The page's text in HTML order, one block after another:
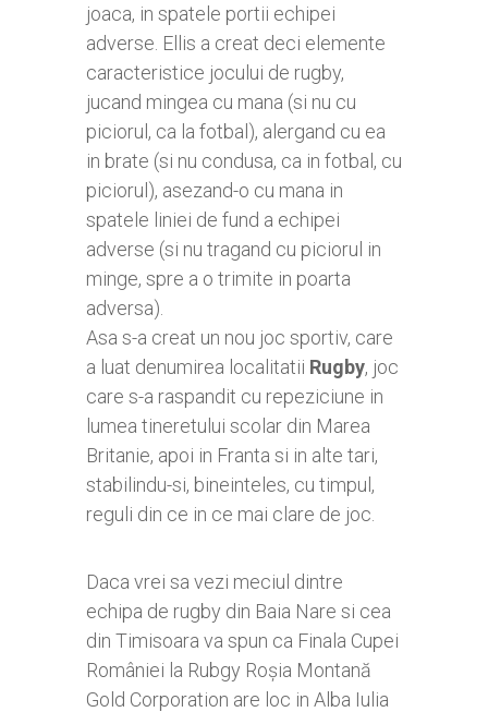
joaca, in spatele portii echipei
adverse. Ellis a creat deci elemente
caracteristice jocului de rugby,
jucand mingea cu mana (si nu cu
piciorul, ca la fotbal), alergand cu ea
in brate (si nu condusa, ca in fotbal, cu
piciorul), asezand-o cu mana in
spatele liniei de fund a echipei
adverse (si nu tragand cu piciorul in
minge, spre a o trimite in poarta
adversa).
Asa s-a creat un nou joc sportiv, care
a luat denumirea localitatii Rugby, joc
care s-a raspandit cu repeziciune in
lumea tineretului scolar din Marea
Britanie, apoi in Franta si in alte tari,
stabilindu-si, bineinteles, cu timpul,
reguli din ce in ce mai clare de joc.
Daca vrei sa vezi meciul dintre
echipa de rugby din Baia Nare si cea
din Timisoara va spun ca Finala Cupei
României la Rubgy Roșia Montană
Gold Corporation are loc in Alba Iulia